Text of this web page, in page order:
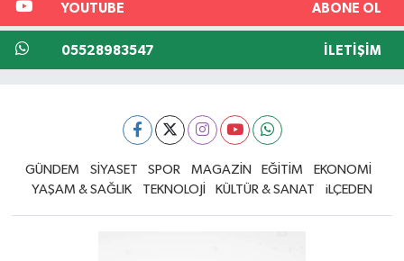
YOUTUBE ABONE OL
05528983547 İLETIŞIM
GÜNDEM SİYASET SPOR MAGAZİN EĞİTİM
EKONOMİ
YAŞAM & SAĞLIK
TEKNOLOJİ KÜLTÜR & SANAT iLÇEDEN